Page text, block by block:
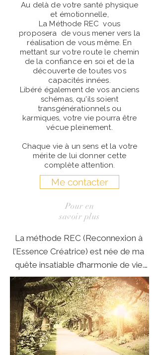
Au delà de votre santé physique
et émotionnelle,
La Méthode REC vous
proposera de vous mener vers la
réalisation de vous même. En
mettant sur votre route le chemin
de la confiance en soi et de la
découverte de toutes vos
capacités innées.
Libéré également de vos anciens
schémas, qu'ils soient
transgénérationnels ou
karmiques, votre vie pourra être
vécue pleinement.
Chaque vie à un sens et la votre
mérite de lui donner cette
complète attention.
Me contacter
Pour en
savoir plus
La méthode REC (Reconnexion à
l’Essence Créatrice) est née de ma
quête insatiable d’harmonie de vie.
Je n’ai jamais été aussi heureuse
d’exercer une technique qui appelle
à être totalement soi.
Ne plus exercer la naturopathie est